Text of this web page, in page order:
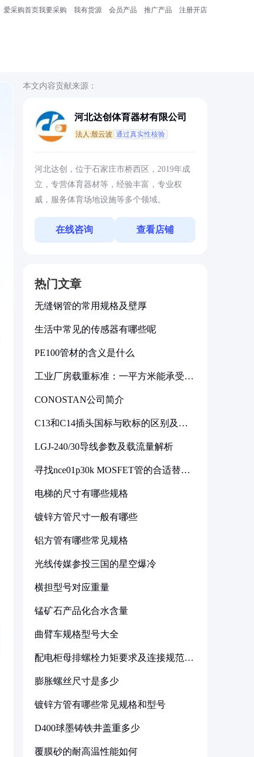
爱采购首页我要采购 我有货源 会员产品 推广产品 注册开店
本文内容贡献来源：
河北达创体育器材有限公司
法人:殷云波 通过真实性核验
河北达创，位于石家庄市桥西区，2019年成
立，专营体育器材等，经验丰富，专业权
威，服务体育场地设施等多个领域。
在线咨询 查看店铺
热门文章
无缝钢管的常用规格及壁厚
生活中常见的传感器有哪些呢
PE100管材的含义是什么
工业厂房载重标准：一平方米能承受多
CONOSTAN公司简介
C13和C14插头国标与欧标的区别及其
LGJ-240/30导线参数及载流量解析
寻找nce01p30k MOSFET管的合适替代
电梯的尺寸有哪些规格
镀锌方管尺寸一般有哪些
铝方管有哪些常见规格
光线传媒参投三国的星空爆冷
横担型号对应重量
锰矿石产品化合水含量
曲臂车规格型号大全
配电柜母排螺栓力矩要求及连接规范详
膨胀螺丝尺寸是多少
镀锌方管有哪些常见规格和型号
D400球墨铸铁井盖重多少
覆膜砂的耐高温性能如何